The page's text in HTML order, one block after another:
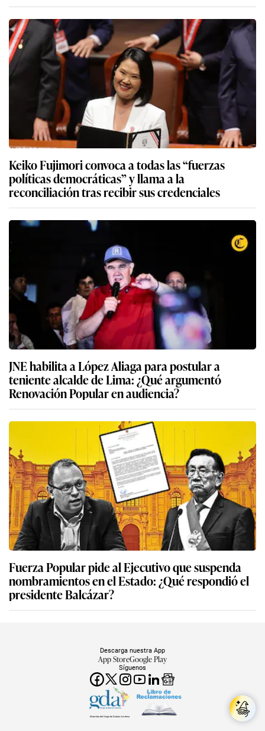
Keiko Fujimori convoca a todas las “fuerzas
políticas democráticas” y llama a la
reconciliación tras recibir sus credenciales
JNE habilita a López Aliaga para postular a
teniente alcalde de Lima: ¿Qué argumentó
Renovación Popular en audiencia?
Fuerza Popular pide al Ejecutivo que suspenda
nombramientos en el Estado: ¿Qué respondió el
presidente Balcázar?
Síguenos
Descarga nuestra App
App StoreGoogle Play
Miembro del Grupo de Diarios América